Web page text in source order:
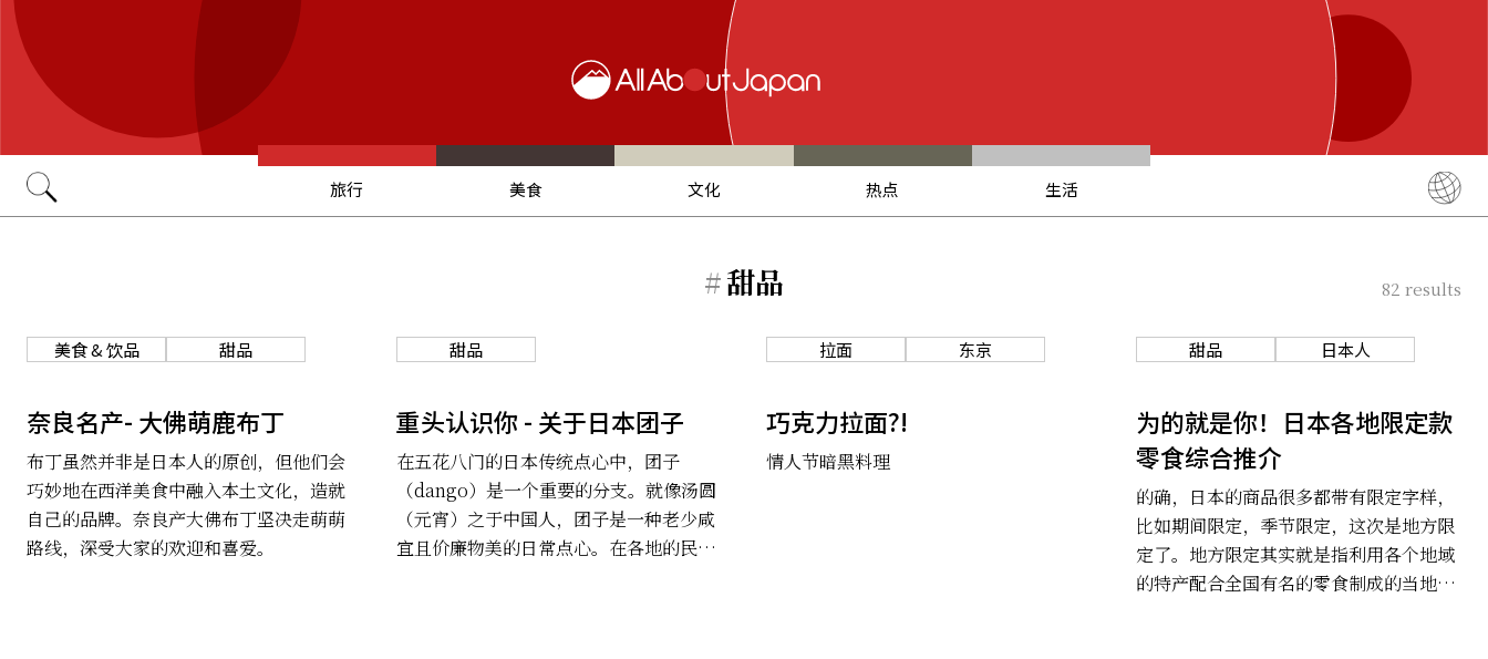
旅行 美食 文化 热点
生活
繁體中文
한국어
#甜品 82 results
美食 & 饮品 甜品
奈良名产- 大佛萌鹿布丁
布丁虽然并非是日本人的原创，但他们会
巧妙地在西洋美食中融入本土文化，造就
自己的品牌。奈良产大佛布丁坚决走萌萌
路线，深受大家的欢迎和喜爱。
甜品
重头认识你 - 关于日本团子
在五花八门的日本传统点心中，团子
（dango）是一个重要的分支。就像汤圆
（元宵）之于中国人，团子是一种老少咸
宜且价廉物美的日常点心。在各地的民俗
拉面 东京
巧克力拉面?!
情人节暗黑料理
甜品 日本人
为的就是你！日本各地限定款
零食综合推介
的确，日本的商品很多都带有限定字样，
比如期间限定，季节限定，这次是地方限
定了。地方限定其实就是指利用各个地域
的特产配合全国有名的零食制成的当地特